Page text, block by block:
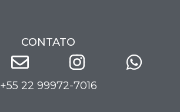
CONTATO
+55 22 99972-7016